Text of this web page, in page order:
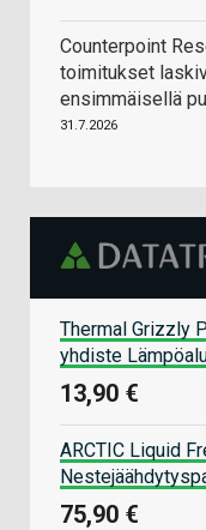
Counterpoint
toimitukset
ensimmäisellä
31.7.2026
Thermal Grizzly
yhdiste
13,90 €
ARCTIC Liquid
75,90 €